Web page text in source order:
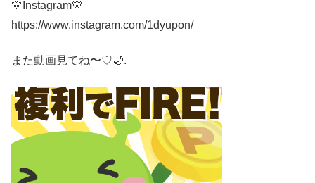
💛Instagram💛
https://www.instagram.com/1dyupon/
また動画見てね〜♡🌙.